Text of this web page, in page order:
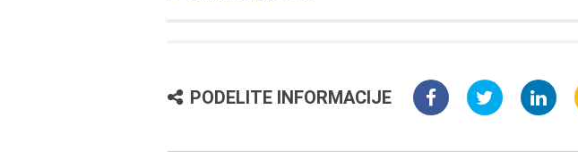
PODELITE INFORMACIJE